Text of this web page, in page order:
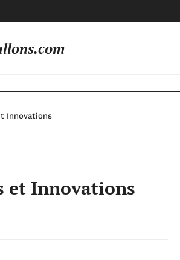
Innovations
et Innovations